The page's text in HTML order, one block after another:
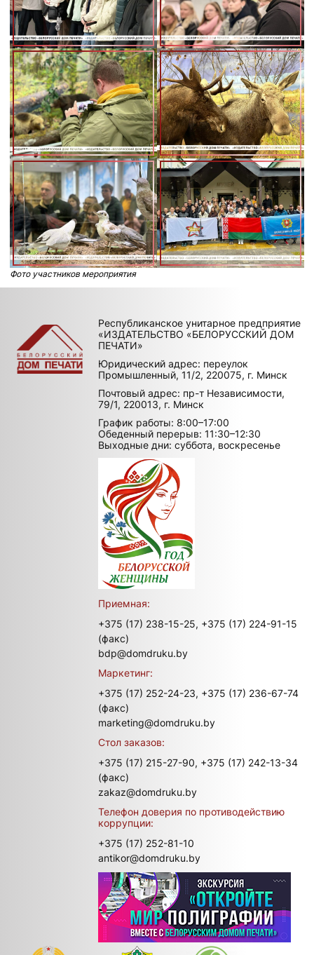
Фото участников мероприятия
Республиканское унитарное предприятие
«ИЗДАТЕЛЬСТВО «БЕЛОРУССКИЙ ДОМ
ПЕЧАТИ»
Юридический адрес: переулок
Промышленный, 11/2, 220075, г. Минск
Почтовый адрес: пр-т Независимости,
79/1, 220013, г. Минск
График работы: 8:00–17:00
Обеденный перерыв: 11:30–12:30
Выходные дни: суббота, воскресенье
Приемная:
+375 (17) 238-15-25, +375 (17) 224-91-15
(факс)
bdp@domdruku.by
Маркетинг:
+375 (17) 252-24-23, +375 (17) 236-67-74
(факс)
marketing@domdruku.by
Стол заказов:
+375 (17) 215-27-90, +375 (17) 242-13-34
(факс)
zakaz@domdruku.by
Телефон доверия по противодействию
коррупции:
+375 (17) 252-81-10
antikor@domdruku.by